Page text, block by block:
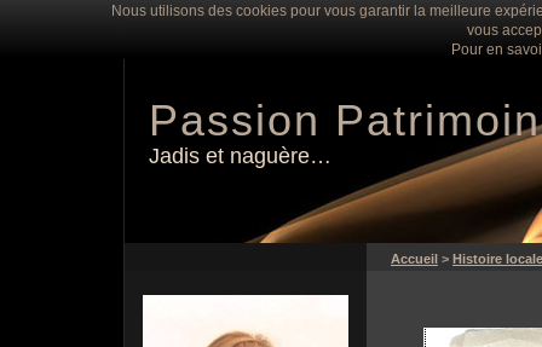
Nous utilisons des cookies pour vous garantir la meilleure
vous
Pour en
Passion
Jadis et naguère…
Accueil > Histoire locale